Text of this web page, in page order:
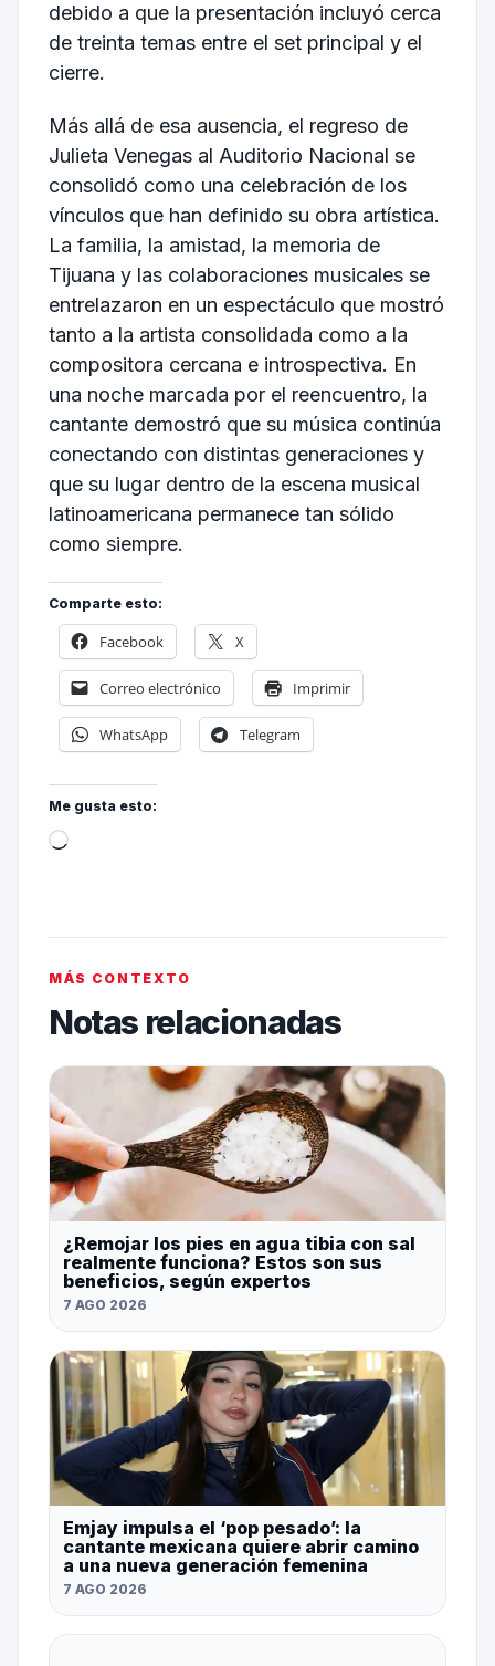
debido a que la presentación incluyó cerca
de treinta temas entre el set principal y el
cierre.
Más allá de esa ausencia, el regreso de
Julieta Venegas al Auditorio Nacional se
consolidó como una celebración de los
vínculos que han definido su obra artística.
La familia, la amistad, la memoria de
Tijuana y las colaboraciones musicales se
entrelazaron en un espectáculo que mostró
tanto a la artista consolidada como a la
compositora cercana e introspectiva. En
una noche marcada por el reencuentro, la
cantante demostró que su música continúa
conectando con distintas generaciones y
que su lugar dentro de la escena musical
latinoamericana permanece tan sólido
como siempre.
Comparte esto:
Facebook X
Correo electrónico Imprimir
WhatsApp Telegram
Me gusta esto:
MÁS CONTEXTO
Notas relacionadas
¿Remojar los pies en agua tibia con sal
realmente funciona? Estos son sus
beneficios, según expertos
7 AGO 2026
Emjay impulsa el ‘pop pesado’: la
cantante mexicana quiere abrir camino
a una nueva generación femenina
7 AGO 2026